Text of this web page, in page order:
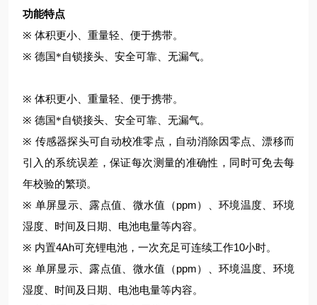
功能特点
※ 体积更小、重量轻、便于携带。
※ 德国*自锁接头、安全可靠、无漏气。
※ 体积更小、重量轻、便于携带。
※ 德国*自锁接头、安全可靠、无漏气。
※ 传感器探头可自动校准零点，自动消除因零点、漂移而
引入的系统误差，保证每次测量的准确性，同时可免去每
年校验的繁琐。
※ 单屏显示、露点值、微水值（ppm）、环境温度、环境
湿度、时间及日期、电池电量等内容。
※ 内置4Ah可充锂电池，一次充足可连续工作10小时。
※ 单屏显示、露点值、微水值（ppm）、环境温度、环境
湿度、时间及日期、电池电量等内容。